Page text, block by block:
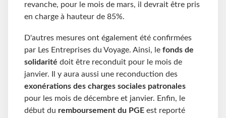
revanche, pour le mois de mars, il devrait être pris
en charge à hauteur de 85%.
D'autres mesures ont également été confirmées
par Les Entreprises du Voyage. Ainsi, le fonds de
solidarité doit être reconduit pour le mois de
janvier. Il y aura aussi une reconduction des
exonérations des charges sociales patronales
pour les mois de décembre et janvier. Enfin, le
début du remboursement du PGE est reporté